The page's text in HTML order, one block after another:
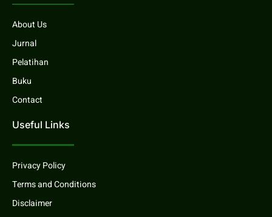
About Us
Jurnal
Pelatihan
Buku
Contact
Useful Links
Privacy Policy
Terms and Conditions
Disclaimer